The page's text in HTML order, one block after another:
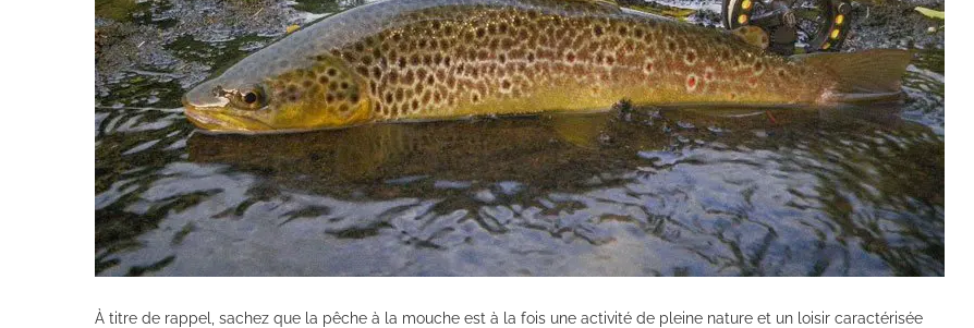
À titre de rappel, sachez que la pêche à la mouche est à la fois une activité de pleine nature et un loisir caractérisée